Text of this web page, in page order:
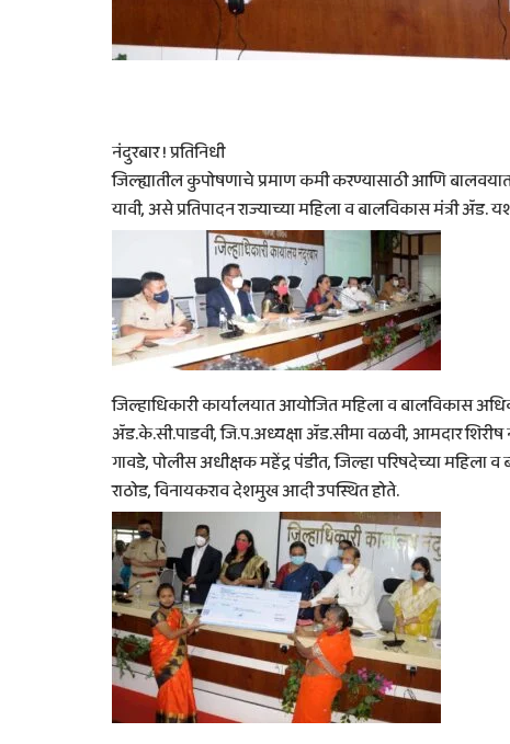
नंदुरबार ! प्रतिनिधी
जिल्ह्यातील कुपोषणाचे प्रमाण कमी करण्यासाठी आणि
यावी, असे प्रतिपादन राज्याच्या महिला व बालविकास मंत्री ॲड.
जिल्हाधिकारी कार्यालयात आयोजित महिला व बालविकास
ॲड.के.सी.पाडवी, जि.प.अध्यक्षा ॲड.सीमा वळवी, आमदार शिरीष
गावडे, पोलीस अधीक्षक महेंद्र पंडीत, जिल्हा परिषदेच्या महिला
राठोड, विनायकराव देशमुख आदी उपस्थित होते.